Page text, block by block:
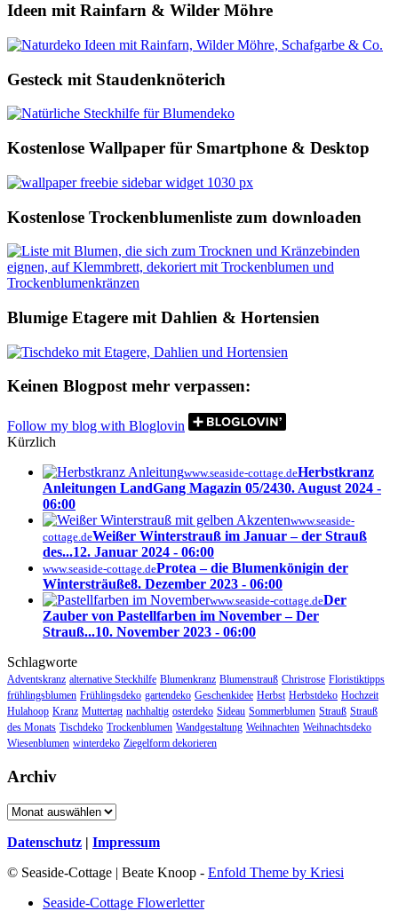
Ideen mit Rainfarn & Wilder Möhre
Gesteck mit Staudenknöterich
Kostenlose Wallpaper für Smartphone & Desktop
Kostenlose Trockenblumenliste zum downloaden
Blumige Etagere mit Dahlien & Hortensien
Keinen Blogpost mehr verpassen:
Follow my blog with Bloglovin
Kürzlich
www.seaside-cottage.deHerbstkranz
Anleitungen LandGang Magazin 05/2430. August 2024 -
06:00
www.seaside-
cottage.deWeißer Winterstrauß im Januar – der Strauß
des...12. Januar 2024 - 06:00
www.seaside-cottage.deProtea – die Blumenkönigin der
Wintersträuße8. Dezember 2023 - 06:00
www.seaside-cottage.deDer
Zauber von Pastellfarben im November – Der
Strauß...10. November 2023 - 06:00
Schlagworte
Adventskranz alternative Steckhilfe Blumenkranz Blumenstrauß Christrose Floristiktipps
frühlingsblumen Frühlingsdeko gartendeko Geschenkidee Herbst Herbstdeko Hochzeit
Hulahoop Kranz Muttertag nachhaltig osterdeko Sideau Sommerblumen Strauß Strauß
des Monats Tischdeko Trockenblumen Wandgestaltung Weihnachten Weihnachtsdeko
Wiesenblumen winterdeko Ziegelform dekorieren
Archiv
Archiv
Datenschutz | Impressum
© Seaside-Cottage | Beate Knoop - Enfold Theme by Kriesi
Seaside-Cottage Flowerletter